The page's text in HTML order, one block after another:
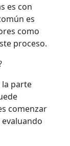
es con
es
como
proceso.
la parte
comenzar